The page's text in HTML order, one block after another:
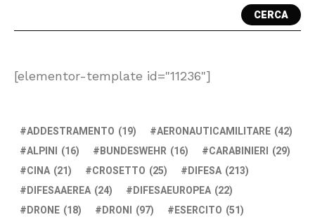
CERCA
[elementor-template id="11236"]
ADDESTRAMENTO (19) AERONAUTICAMILITARE (42)
ALPINI (16) BUNDESWEHR (16) CARABINIERI (29)
CINA (21) CROSETTO (25) DIFESA (213)
DIFESAAEREA (24) DIFESAEUROPEA (22)
DRONE (18) DRONI (97) ESERCITO (51)